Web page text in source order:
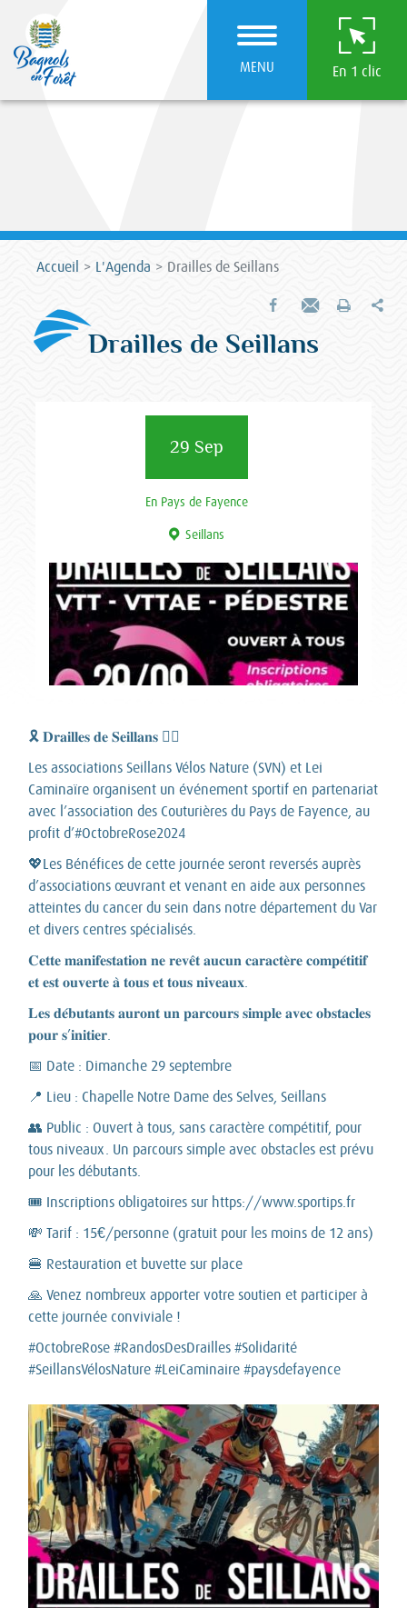
MENU En 1 clic
Accueil L'Agenda Drailles de Seillans
Partager sur Facebook
Envoyer par e-mail
Imprimer
Drailles de Seillans
29 Sep
En Pays de Fayence
Seillans
🎗️ 𝐃𝐫𝐚𝐢𝐥𝐥𝐞𝐬 𝐝𝐞 𝐒𝐞𝐢𝐥𝐥𝐚𝐧𝐬 🚴‍♀️
Les associations Seillans Vélos Nature (SVN) et Lei
Caminaïre organisent un événement sportif en partenariat
avec l’association des Couturières du Pays de Fayence, au
profit d’#OctobreRose2024
💖Les Bénéfices de cette journée seront reversés auprès
d’associations œuvrant et venant en aide aux personnes
atteintes du cancer du sein dans notre département du Var
et divers centres spécialisés.
𝐂𝐞𝐭𝐭𝐞 𝐦𝐚𝐧𝐢𝐟𝐞𝐬𝐭𝐚𝐭𝐢𝐨𝐧 𝐧𝐞 𝐫𝐞𝐯𝐞̂𝐭 𝐚𝐮𝐜𝐮𝐧 𝐜𝐚𝐫𝐚𝐜𝐭𝐞̀𝐫𝐞 𝐜𝐨𝐦𝐩𝐞́𝐭𝐢𝐭𝐢𝐟
𝐞𝐭 𝐞𝐬𝐭 𝐨𝐮𝐯𝐞𝐫𝐭𝐞 𝐚̀ 𝐭𝐨𝐮𝐬 𝐞𝐭 𝐭𝐨𝐮𝐬 𝐧𝐢𝐯𝐞𝐚𝐮𝐱.
𝐋𝐞𝐬 𝐝𝐞́𝐛𝐮𝐭𝐚𝐧𝐭𝐬 𝐚𝐮𝐫𝐨𝐧𝐭 𝐮𝐧 𝐩𝐚𝐫𝐜𝐨𝐮𝐫𝐬 𝐬𝐢𝐦𝐩𝐥𝐞 𝐚𝐯𝐞𝐜 𝐨𝐛𝐬𝐭𝐚𝐜𝐥𝐞𝐬
𝐩𝐨𝐮𝐫 𝐬’𝐢𝐧𝐢𝐭𝐢𝐞𝐫.
📅 Date : Dimanche 29 septembre
📍 Lieu : Chapelle Notre Dame des Selves, Seillans
👥 Public : Ouvert à tous, sans caractère compétitif, pour
tous niveaux. Un parcours simple avec obstacles est prévu
pour les débutants.
🎟️ Inscriptions obligatoires sur https://www.sportips.fr
💸 Tarif : 15€/personne (gratuit pour les moins de 12 ans)
🍔 Restauration et buvette sur place
🙏 Venez nombreux apporter votre soutien et participer à
cette journée conviviale !
#OctobreRose #RandosDesDrailles #Solidarité
#SeillansVélosNature #LeiCaminaire #paysdefayence